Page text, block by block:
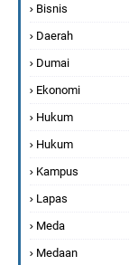
Bisnis
Daerah
Dumai
Ekonomi
Hukum
Hukum
Kampus
Lapas
Meda
Medaan